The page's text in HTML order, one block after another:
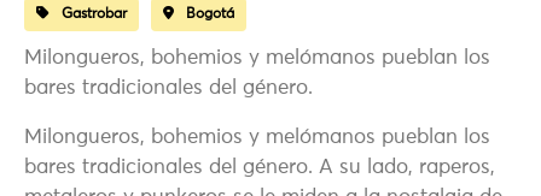
Gastrobar Bogotá
Milongueros, bohemios y melómanos pueblan los
bares tradicionales del género.
Milongueros, bohemios y melómanos pueblan los
bares tradicionales del género. A su lado, raperos,